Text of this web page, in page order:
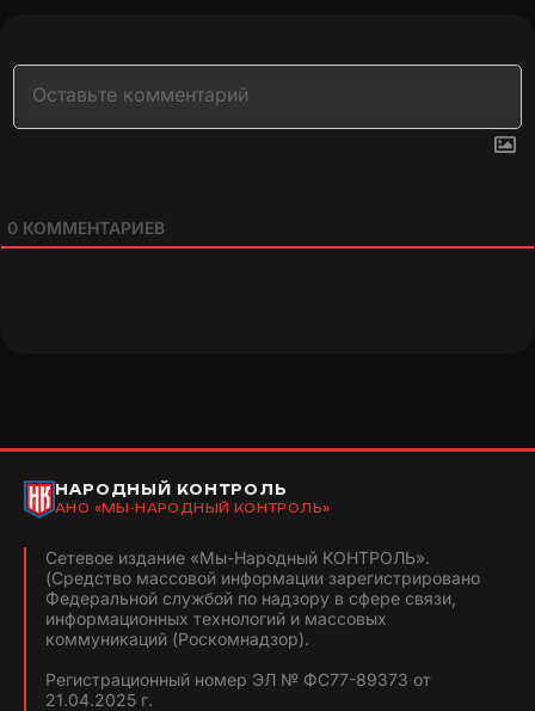
0 КОММЕНТАРИЕВ
НАРОДНЫЙ КОНТРОЛЬ
АНО «МЫ-НАРОДНЫЙ КОНТРОЛЬ»
Сетевое издание «Мы-Народный КОНТРОЛЬ».
(Средство массовой информации зарегистрировано
Федеральной службой по надзору в сфере связи,
информационных технологий и массовых
коммуникаций (Роскомнадзор).
Регистрационный номер ЭЛ № ФС77-89373 от
21.04.2025 г.